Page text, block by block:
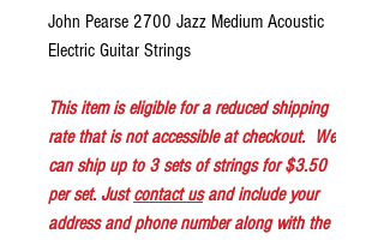
John Pearse 2700 Jazz Medium Acoustic
Electric Guitar Strings
This item is eligible for a reduced shipping
rate that is not accessible at checkout. We
can ship up to 3 sets of strings for $3.50
per set. Justcontact usand include your
address and phone number along with the